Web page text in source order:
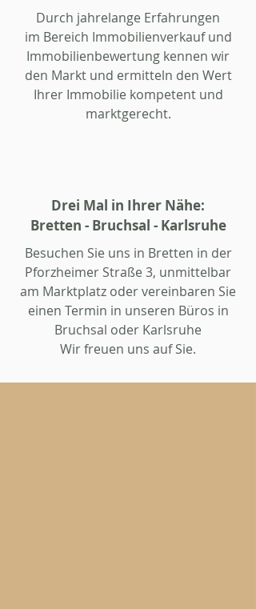
Durch jahrelange Erfahrungen
im Bereich Immobilienverkauf und
Immobilienbewertung kennen wir
den Markt und ermitteln den Wert
Ihrer Immobilie kompetent und
marktgerecht.
Drei Mal in Ihrer Nähe:
Bretten - Bruchsal - Karlsruhe
Besuchen Sie uns in Bretten in der
Pforzheimer Straße 3, unmittelbar
am Marktplatz oder vereinbaren Sie
einen Termin in unseren Büros in
Bruchsal oder Karlsruhe
Wir freuen uns auf Sie.